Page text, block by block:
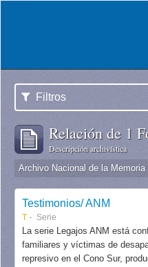
Filtros
Relación de 1
Descripción archivística
Archivo Nacional de la Memoria
Testimonios/ ANM
T Serie
La serie Legajos ANM está
familiares y víctimas de
represivo en el Cono Sur,